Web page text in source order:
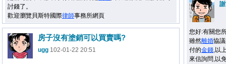
您好:有關您
雖然離婚協
付的金錢,以
來信詢問,以
討錢了。
歡迎瀏覽貝斯特國際律師事務所網頁
房子沒有塗銷可以買賣嗎?
ugg 102-01-22 20:51